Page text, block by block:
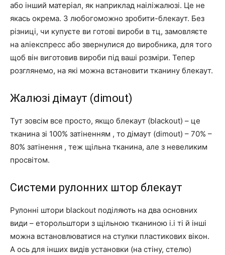
або інший матеріал, як наприклад наіліжалюзі. Це не
якась окрема. З любогоможно зробити-блекаут. Без
різниці, чи купуєте ви готові вироби в тц, замовляєте
на аліекспресс або звернулися до виробника, для того
щоб він виготовив вироби під ваші розміри. Тепер
розглянемо, на які можна встановити тканину блекаут.
Жалюзі дімаут (dimout)
Тут зовсім все просто, якщо блекаут (blackout) – це
тканина зі 100% затіненням , то дімаут (dimout) – 70% –
80% затінення , теж щільна тканина, але з невеликим
просвітом.
Системи рулонних штор блекаут
Рулонні штори blackout поділяють на два основних
види – еторольштори з щільною тканиною і.і ті й інші
можна встановлюватися на стулки пластикових вікон.
А ось для інших видів установки (на стіну, стелю)